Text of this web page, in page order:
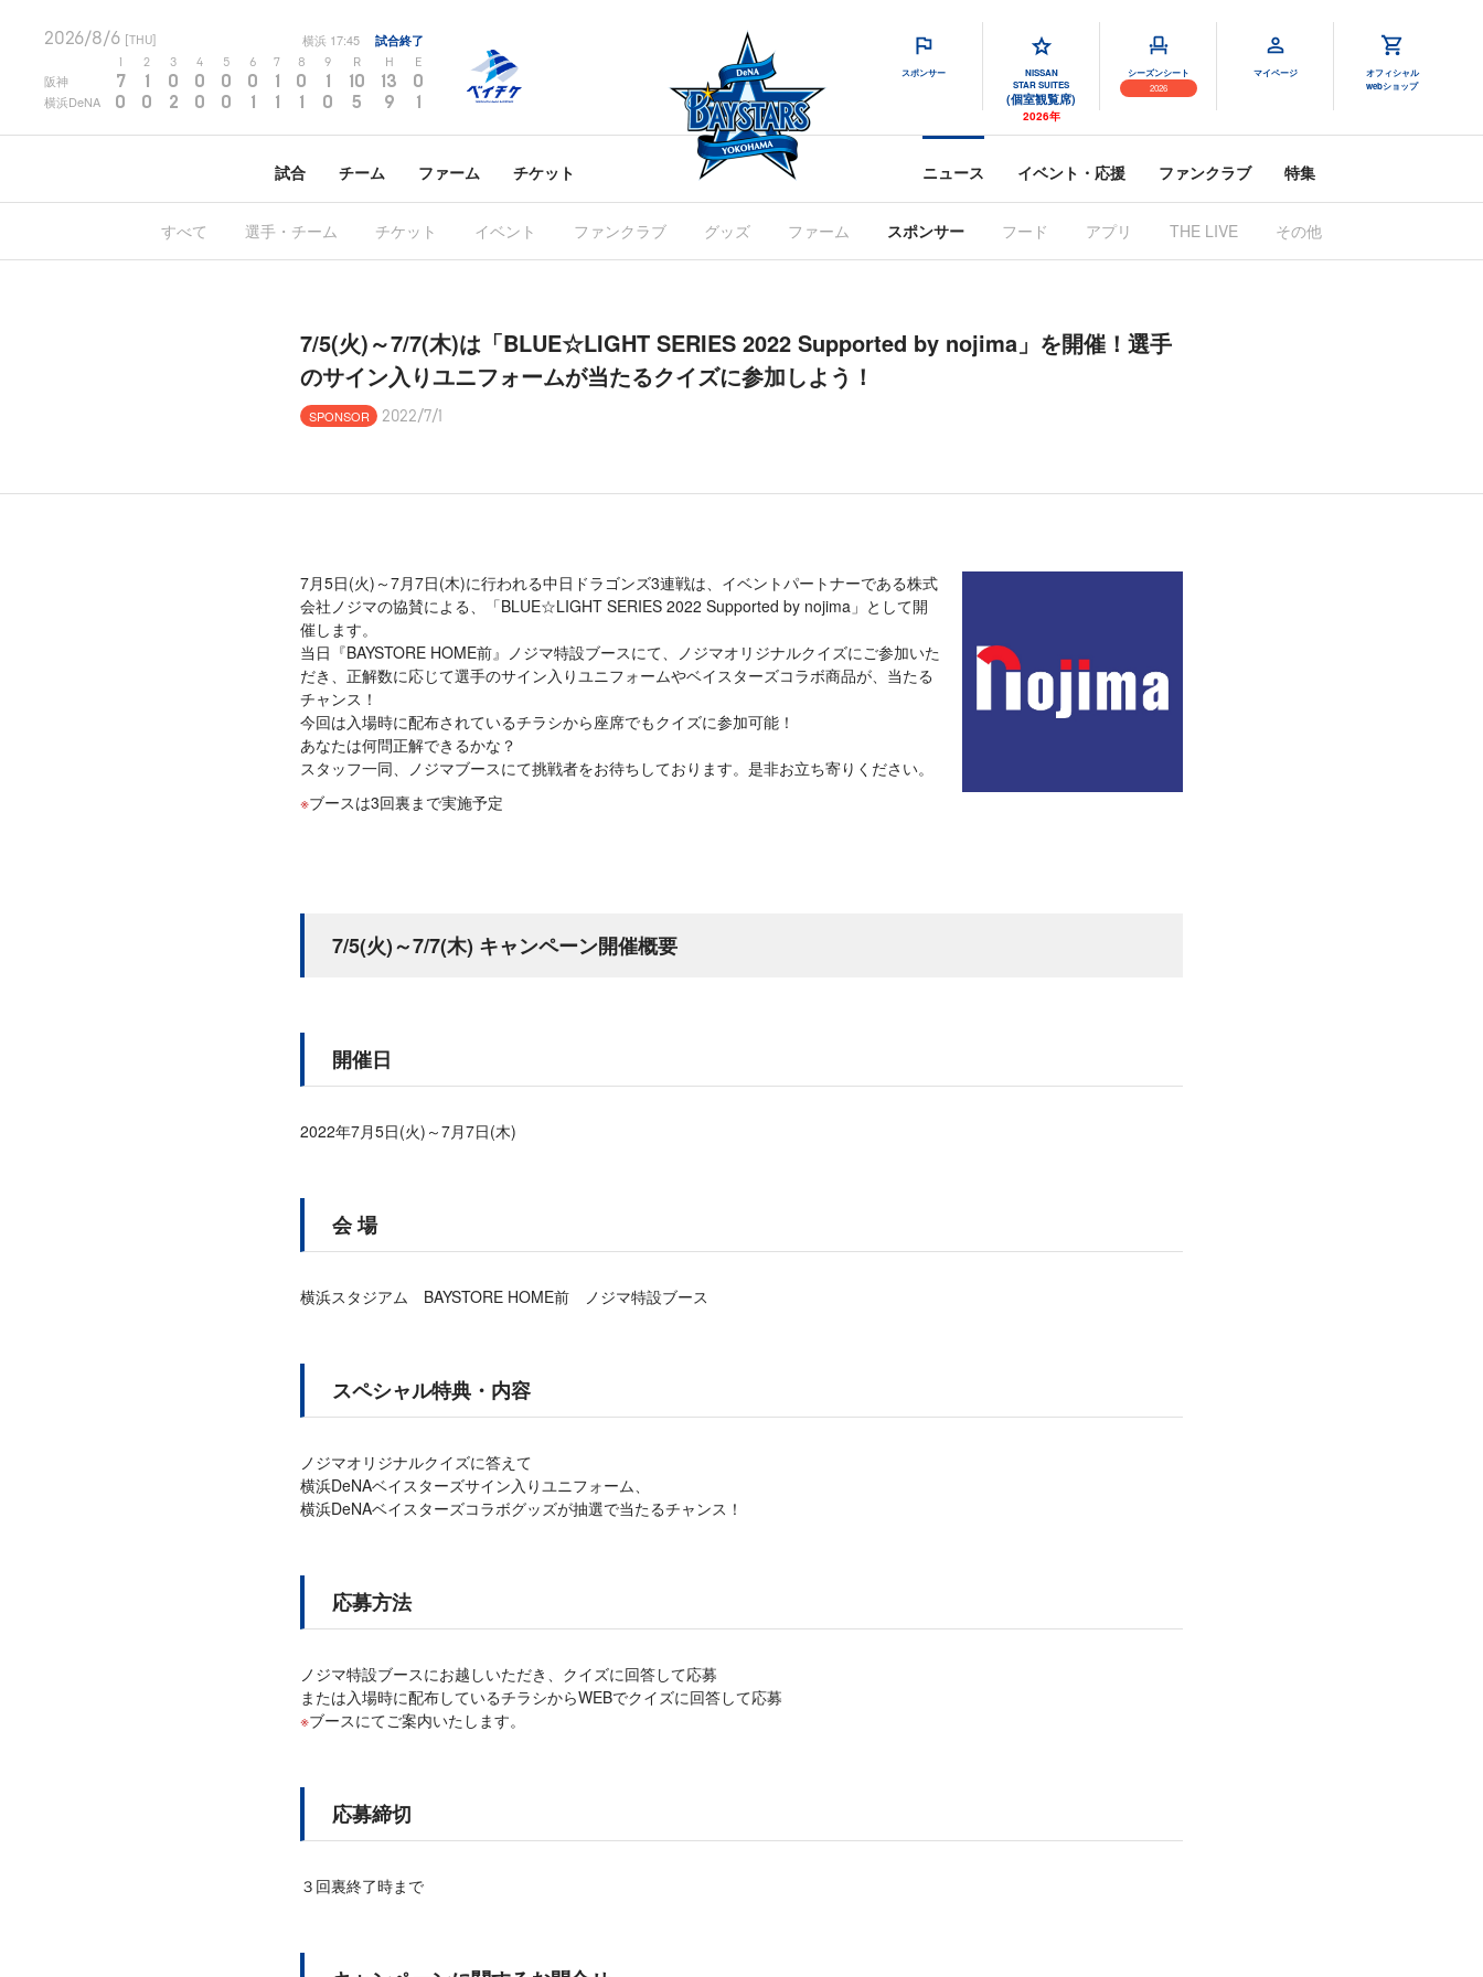
2026/8/6 [THU] 横浜 17:45 試合終了
2 3 4 5 6 7 8 9 R H E
阪神 7 1 0 0 0 0 1 0 1 10 13 0
横浜DeNA 0 0 2 0 0 1 1 1 0 5 9 1
スポンサー
NISSAN
STAR SUITES
(個室観覧席)
2026年
シーズンシート
2026
マイページ
オフィシャル
webショップ
試合 チーム ファーム チケット ニュース イベント・応援 ファンクラブ 特集
すべて 選手・チーム チケット イベント ファンクラブ グッズ ファーム スポンサー フード アプリ THE LIVE その他
7/5(火)～7/7(木)は「BLUE☆LIGHT SERIES 2022 Supported by nojima」を開催！選手
のサイン入りユニフォームが当たるクイズに参加しよう！
SPONSOR 2022/7/1
7月5日(火)～7月7日(木)に行われる中日ドラゴンズ3連戦は、イベントパートナーである株式
会社ノジマの協賛による、「BLUE☆LIGHT SERIES 2022 Supported by nojima」として開
催します。
当日『BAYSTORE HOME前』ノジマ特設ブースにて、ノジマオリジナルクイズにご参加いた
だき、正解数に応じて選手のサイン入りユニフォームやベイスターズコラボ商品が、当たる
チャンス！
今回は入場時に配布されているチラシから座席でもクイズに参加可能！
あなたは何問正解できるかな？
スタッフ一同、ノジマブースにて挑戦者をお待ちしております。是非お立ち寄りください。
ブースは3回裏まで実施予定
7/5(火)～7/7(木) キャンペーン開催概要
開催日
2022年7月5日(火)～7月7日(木)
会 場
横浜スタジアム BAYSTORE HOME前 ノジマ特設ブース
スペシャル特典・内容
ノジマオリジナルクイズに答えて
横浜DeNAベイスターズサイン入りユニフォーム、
横浜DeNAベイスターズコラボグッズが抽選で当たるチャンス！
応募方法
ノジマ特設ブースにお越しいただき、クイズに回答して応募
または入場時に配布しているチラシからWEBでクイズに回答して応募
ブースにてご案内いたします。
応募締切
３回裏終了時まで